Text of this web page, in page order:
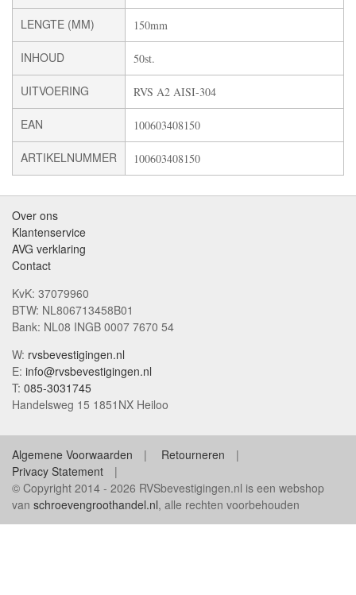
LENGTE (MM) 150mm
INHOUD 50st.
UITVOERING RVS A2 AISI-304
EAN 100603408150
ARTIKELNUMMER 100603408150
Over ons
Klantenservice
AVG verklaring
Contact
KvK: 37079960
BTW: NL806713458B01
Bank: NL08 INGB 0007 7670 54
W: rvsbevestigingen.nl
E: info@rvsbevestigingen.nl
T: 085-3031745
Handelsweg 15 1851NX Heiloo
Algemene Voorwaarden
Retourneren
Privacy Statement
© Copyright 2014 - 2026 RVSbevestigingen.nl is een webshop
van schroevengroothandel.nl, alle rechten voorbehouden